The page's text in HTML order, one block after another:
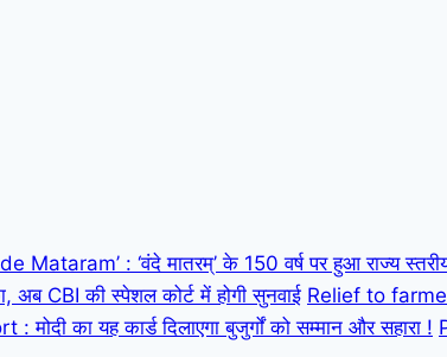
Mataram’ : ‘वंदे मातरम्’ के 150 वर्ष पर हुआ राज्य
CBI की स्पेशल कोर्ट में होगी सुनवाई Relief to
का यह कार्ड दिलाएगा बुजुर्गों को सम्मान और सहारा !